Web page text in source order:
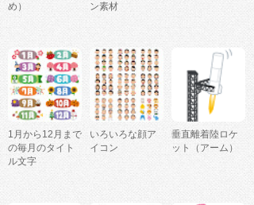
め）
ン素材
1月から12月まで
の毎月のタイト
ル文字
いろいろな顔ア
イコン
垂直離着陸ロケ
ット（アーム）